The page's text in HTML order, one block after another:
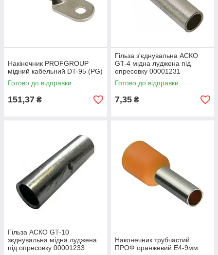
Накінечник PROFGROUP
мідний кабельний DT-95 (PG)
Готово до відправки
151,37 ₴
Гільза з'єднувальна АСКО
GT-4 мідна луджена під
опресовку 00001231
Готово до відправки
7,35 ₴
Гільза АСКО GT-10
зєднувальна мідна луджена
під опресовку 00001233
Наконечник трубчастий
ПРОФ оранжевий Е4-9мм